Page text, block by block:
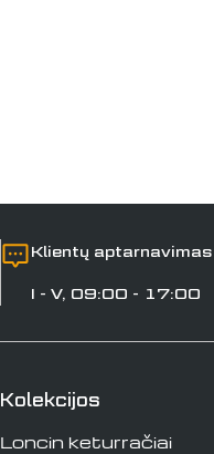
Klientų aptarnavimas
I - V, 09:00 - 17:00
Kolekcijos
Loncin keturračiai